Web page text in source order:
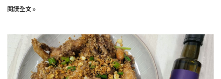
閱讀全文 »